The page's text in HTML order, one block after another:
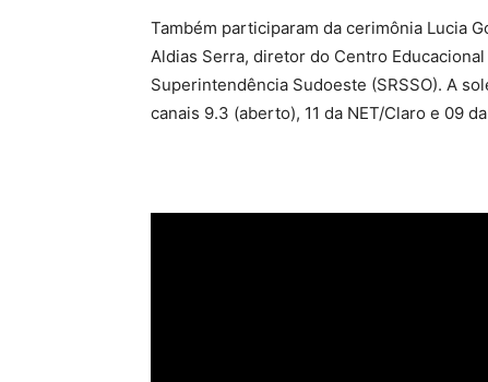
Também participaram da cerimônia Lucia
Aldias Serra, diretor do Centro
Superintendência Sudoeste (SRSSO). A
canais 9.3 (aberto), 11 da NET/Claro e 09